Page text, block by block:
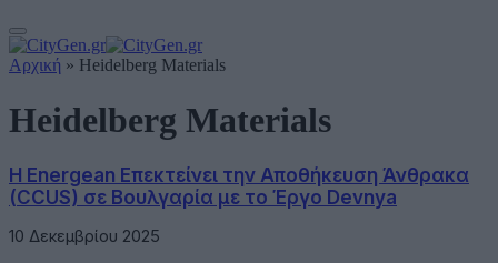
Αρχική » Heidelberg Materials
Heidelberg Materials
Η Energean Επεκτείνει την Αποθήκευση Άνθρακα
(CCUS) σε Βουλγαρία με το Έργο Devnya
10 Δεκεμβρίου 2025